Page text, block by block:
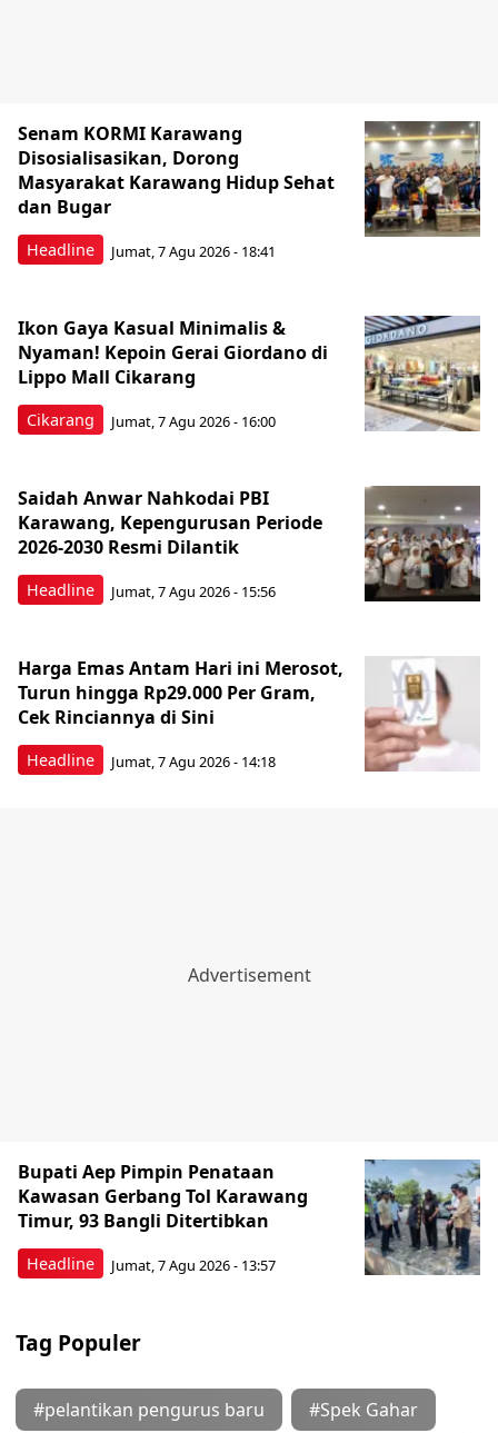
Headline
Senam KORMI Karawang
Disosialisasikan, Dorong
Masyarakat Karawang Hidup Sehat
dan Bugar
Jumat, 7 Agu 2026 - 18:41
Cikarang
Ikon Gaya Kasual Minimalis &
Nyaman! Kepoin Gerai Giordano di
Lippo Mall Cikarang
Jumat, 7 Agu 2026 - 16:00
Headline
Saidah Anwar Nahkodai PBI
Karawang, Kepengurusan Periode
2026-2030 Resmi Dilantik
Jumat, 7 Agu 2026 - 15:56
Headline
Harga Emas Antam Hari ini Merosot,
Turun hingga Rp29.000 Per Gram,
Cek Rinciannya di Sini
Jumat, 7 Agu 2026 - 14:18
Headline
Bupati Aep Pimpin Penataan
Kawasan Gerbang Tol Karawang
Timur, 93 Bangli Ditertibkan
Jumat, 7 Agu 2026 - 13:57
Tag Populer
#pelantikan pengurus baru #Spek Gahar